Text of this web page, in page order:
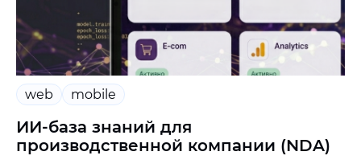
web mobile
ИИ-база знаний для
производственной компании (NDA)